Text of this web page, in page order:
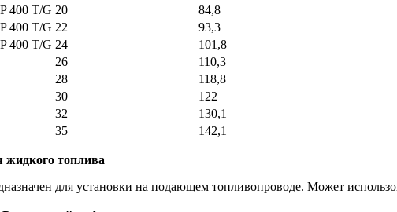
400 T/G 20 84,8
400 T/G 22 93,3
400 T/G 24 101,8
26 110,3
28 118,8
30 122
32 130,1
35 142,1
жидкого топлива
для установки на подающем топливопроводе. Может